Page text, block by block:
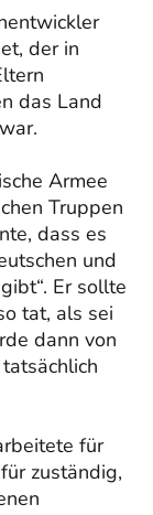
der in
das Land
Armee
Truppen
dass es
und
Er sollte
tat, als sei
dann von
für
zuständig,